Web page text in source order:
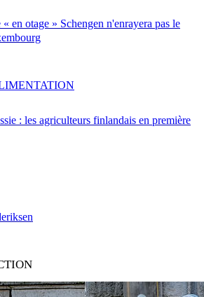
en otage » Schengen n'enrayera pas le
: les agriculteurs finlandais en première